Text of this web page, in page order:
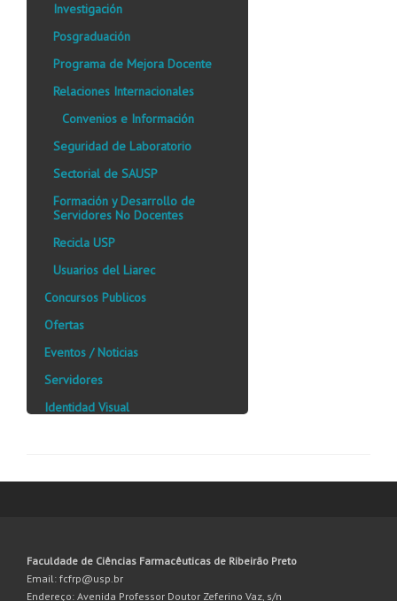
Investigación
Posgraduación
Programa de Mejora Docente
Relaciones Internacionales
Convenios e Información
Seguridad de Laboratorio
Sectorial de SAUSP
Formación y Desarrollo de
Servidores No Docentes
Recicla USP
Usuarios del Liarec
Concursos Publicos
Ofertas
Eventos / Noticias
Servidores
Identidad Visual
Faculdade de Ciências Farmacêuticas de Ribeirão Preto
Email: fcfrp@usp.br
Endereço: Avenida Professor Doutor Zeferino Vaz, s/n